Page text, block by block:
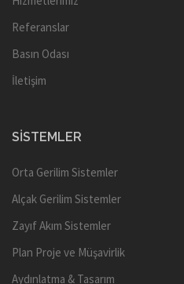
Referanslar
Basın Odası
İletişim
SISTEMLER
Orta Gerilim Sistemler
Alçak Gerilim Sistemler
Zayıf Akım Sistemler
Plan Proje ve Müşavirlik
Aydınlatma & Tasarım